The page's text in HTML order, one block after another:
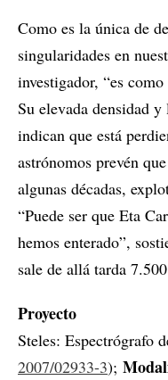
Como es la única de
singularidades en
investigador, “es
Su elevada densidad
indican que está
astrónomos prevén
algunas décadas,
“Puede ser que Eta
hemos enterado”,
sale de allá tarda
Proyecto
Steles: Espectrógrafo
2007/02933-3);